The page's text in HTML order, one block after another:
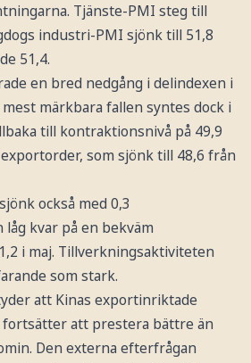
Tjänste-PMI steg till
industri-PMI sjönk till 51,8
51,4.
en bred nedgång i delindexen i
märkbara fallen syntes dock i
till kontraktionsnivå på 49,9
som sjönk till 48,6 från
också med 0,3
kvar på en bekväm
i maj. Tillverkningsaktiviteten
som stark.
att Kinas exportinriktade
att prestera bättre än
Den externa efterfrågan